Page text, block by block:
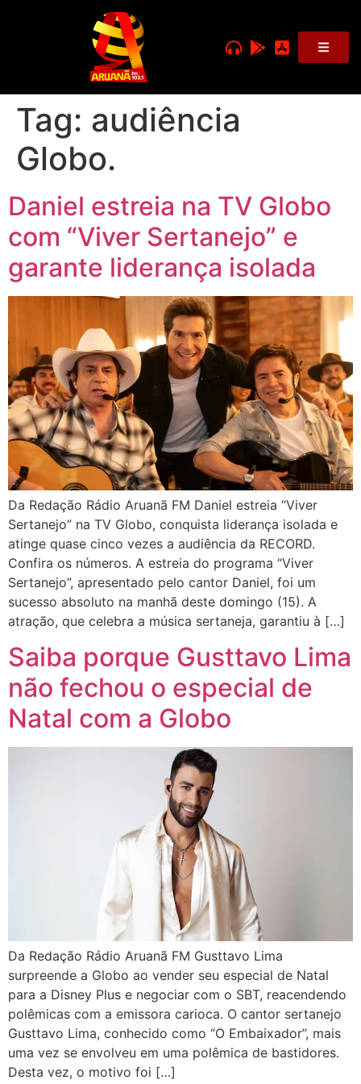
Tag: audiência
Globo.
Daniel estreia na TV Globo
com “Viver Sertanejo” e
garante liderança isolada
Da Redação Rádio Aruanã FM Daniel estreia “Viver
Sertanejo” na TV Globo, conquista liderança isolada e
atinge quase cinco vezes a audiência da RECORD.
Confira os números. A estreia do programa “Viver
Sertanejo”, apresentado pelo cantor Daniel, foi um
sucesso absoluto na manhã deste domingo (15). A
atração, que celebra a música sertaneja, garantiu à […]
Saiba porque Gusttavo Lima
não fechou o especial de
Natal com a Globo
Da Redação Rádio Aruanã FM Gusttavo Lima
surpreende a Globo ao vender seu especial de Natal
para a Disney Plus e negociar com o SBT, reacendendo
polêmicas com a emissora carioca. O cantor sertanejo
Gusttavo Lima, conhecido como “O Embaixador”, mais
uma vez se envolveu em uma polêmica de bastidores.
Desta vez, o motivo foi […]